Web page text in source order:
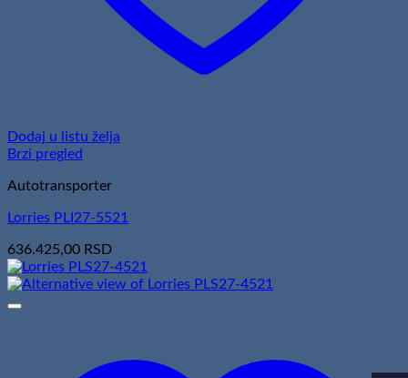
Dodaj u listu želja
Brzi pregled
Autotransporter
Lorries PLI27-5521
636.425,00 RSD